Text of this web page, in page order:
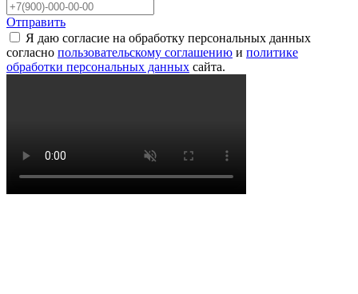
Отправить
Я даю согласие на обработку персональных данных
согласно пользовательскому соглашению и политике
обработки персональных данных сайта.